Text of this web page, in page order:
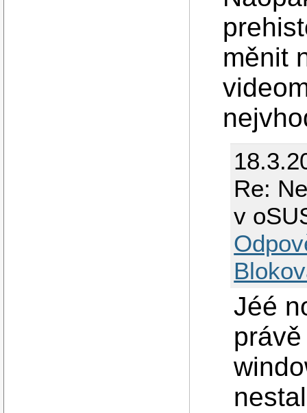
měnit
Re:
v
Jéé